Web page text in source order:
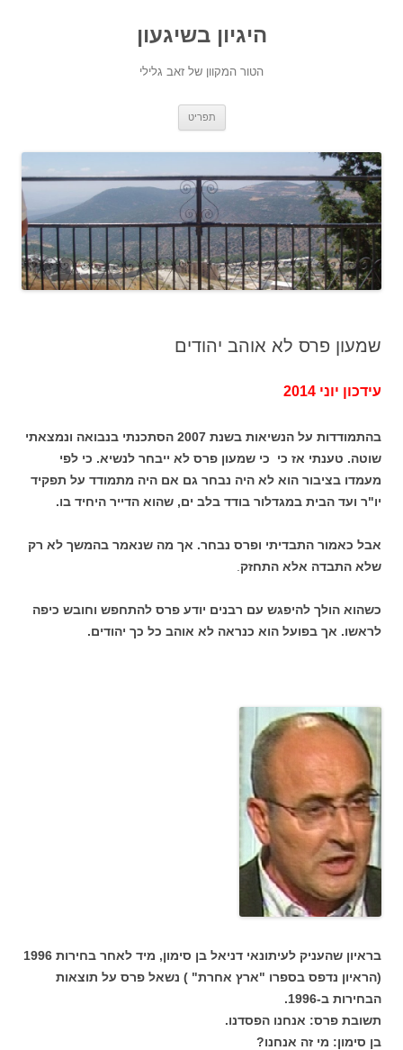
היגיון בשיגעון
הטור המקוון של זאב גלילי
תפריט
שמעון פרס לא אוהב יהודים
עידכון יוני 2014
בהתמודדות על הנשיאות בשנת 2007 הסתכנתי בנבואה ונמצאתי
שוטה. טענתי אז כי כי שמעון פרס לא ייבחר לנשיא. כי לפי
מעמדו בציבור הוא לא היה נבחר גם אם היה מתמודד על תפקיד
יו"ר ועד הבית במגדלור בודד בלב ים, שהוא הדייר היחיד בו.
אבל כאמור התבדיתי ופרס נבחר. אך מה שנאמר בהמשך לא רק
שלא התבדה אלא התחזק
כשהוא הולך להיפגש עם רבנים יודע פרס להתחפש וחובש כיפה
לראשו. אך בפועל הוא כנראה לא אוהב כל כך יהודים.
בראיון שהעניק לעיתונאי דניאל בן סימון, מיד לאחר בחירות 1996
(הראיון נדפס בספרו "ארץ אחרת" ) נשאל פרס על תוצאות
הבחירות ב-1996.
תשובת פרס: אנחנו הפסדנו.
בן סימון: מי זה אנחנו?